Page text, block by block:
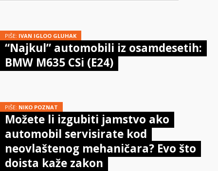
PIŠE: IVAN IGLOO GLUHAK
“Najkul” automobili iz osamdesetih:
BMW M635 CSi (E24)
PIŠE: NIKO POZNAT
Možete li izgubiti jamstvo ako
automobil servisirate kod
neovlaštenog mehaničara? Evo što
doista kaže zakon